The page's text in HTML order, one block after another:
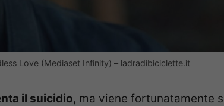
Love (Mediaset Infinity) – ladradibiciclette.it
il suicidio, ma viene fortunatamente